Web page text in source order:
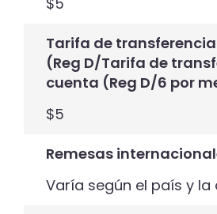
Tarifa de
(Reg D/Tarifa de
cuenta (Reg D/6 por
$5
Remesas
Varía según el país y la